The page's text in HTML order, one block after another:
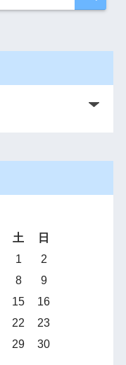
土
日
1
2
8
9
15
16
22
23
29
30